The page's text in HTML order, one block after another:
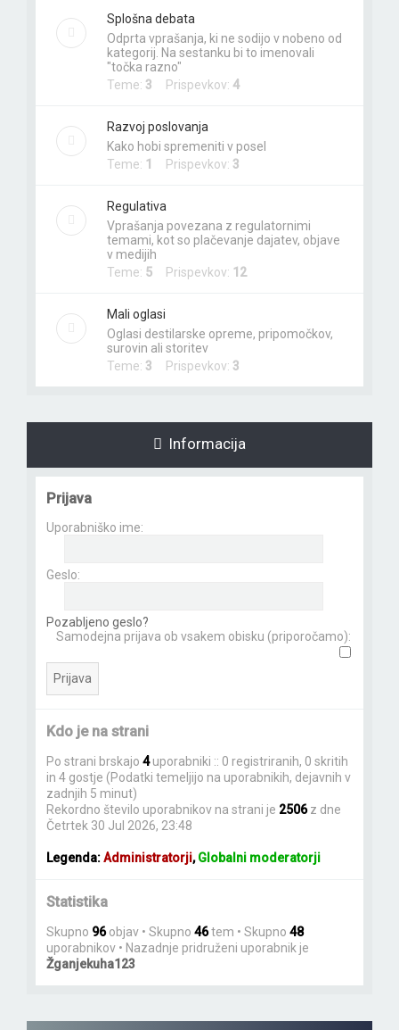
Splošna debata
Odprta vprašanja, ki ne sodijo v nobeno od
kategorij. Na sestanku bi to imenovali
"točka razno"
Teme: 3 Prispevkov: 4
Razvoj poslovanja
Kako hobi spremeniti v posel
Teme: 1 Prispevkov: 3
Regulativa
Vprašanja povezana z regulatornimi
temami, kot so plačevanje dajatev, objave
v medijih
Teme: 5 Prispevkov: 12
Mali oglasi
Oglasi destilarske opreme, pripomočkov,
surovin ali storitev
Teme: 3 Prispevkov: 3
Informacija
Prijava
Uporabniško ime:
Geslo:
Pozabljeno geslo?
Kdo je na strani
Po strani brskajo 4uporabniki :: 0 registriranih, 0 skritih
in 4 gostje (Podatki temeljijo na uporabnikih, dejavnih v
zadnjih 5 minut)
Rekordno število uporabnikov na strani je 2506z dne
Četrtek 30 Jul 2026, 23:48
Legenda:Administratorji,Globalni moderatorji
Statistika
Skupno 96objav • Skupno 46tem • Skupno 48
uporabnikov • Nazadnje pridruženi uporabnik je
Žganjekuha123